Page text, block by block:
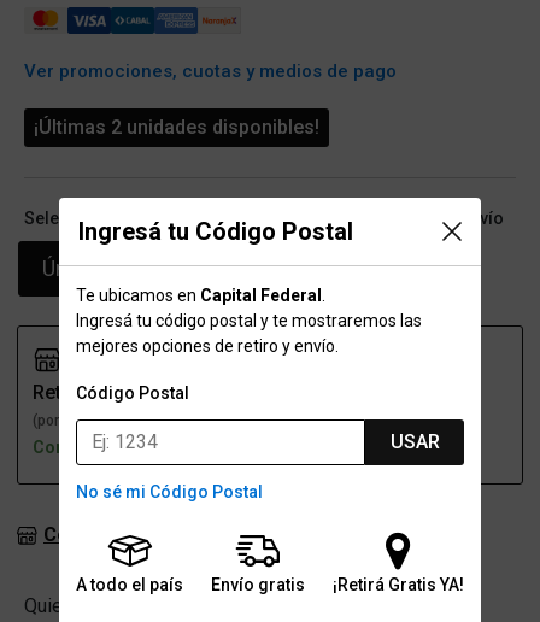
Ingresá tu Código Postal
Te ubicamos en Capital Federal
Ingresá tu código postal y te mostraremos las
mejores opciones de retiro y envío.
Código Postal
USAR
No sé mi Código Postal
A todo el país Envío gratis ¡Retirá Gratis YA!
Ver promociones, cuotas y medios de pago
¡Últimas 2 unidades disponibles!
Seleccioná talle (ARG) y conocé las opciones de retiro/envío
Único
Retiro
(por una sucursal)
Con stock
(a domicilio)
Consultar stock en sucursales
Quiero Cantidad